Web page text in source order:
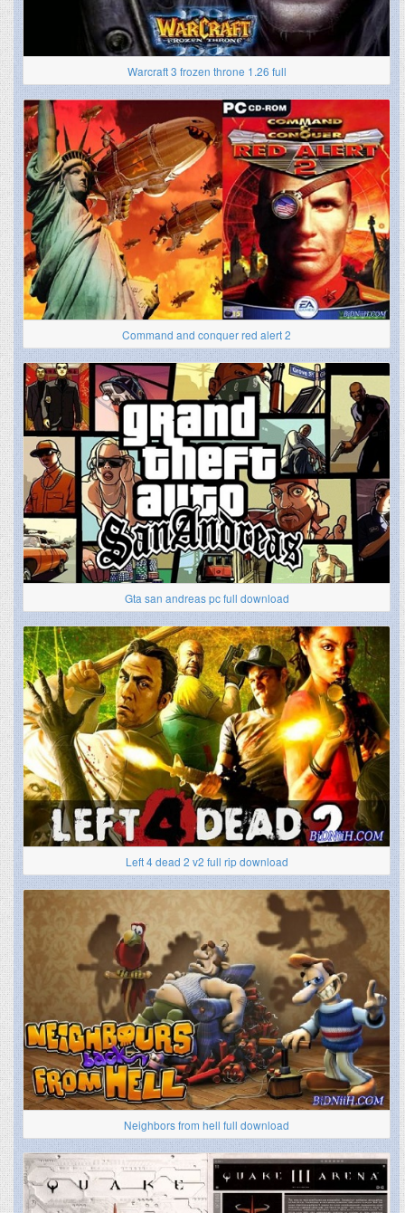
Warcraft 3 frozen throne 1.26 full
Command and conquer red alert 2
Gta san andreas pc full download
Left 4 dead 2 v2 full rip download
Neighbors from hell full download